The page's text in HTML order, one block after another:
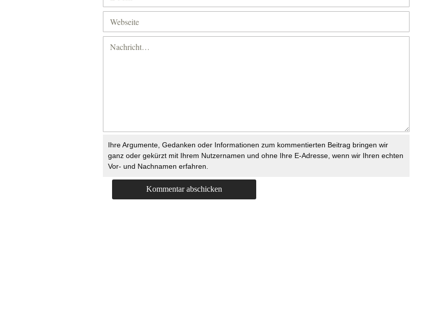
Ihre Argumente, Gedanken oder Informationen zum kommentierten Beitrag bringen wir
ganz oder gekürzt mit Ihrem Nutzernamen und ohne Ihre E-Adresse, wenn wir Ihren echten
Vor- und Nachnamen erfahren.